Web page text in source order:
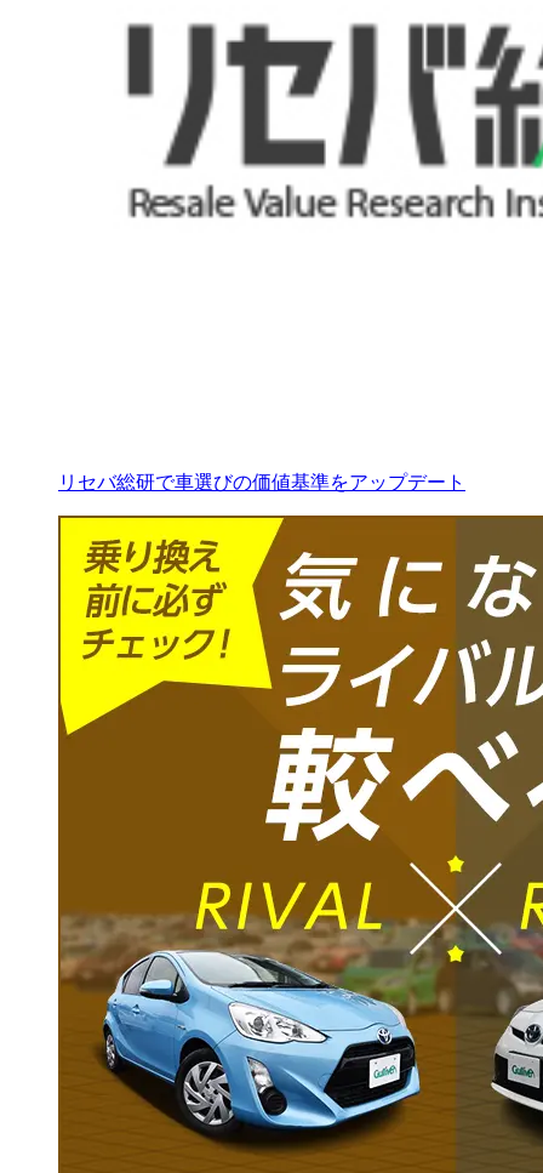
リセバ総研で車選びの価値基準をアップデート